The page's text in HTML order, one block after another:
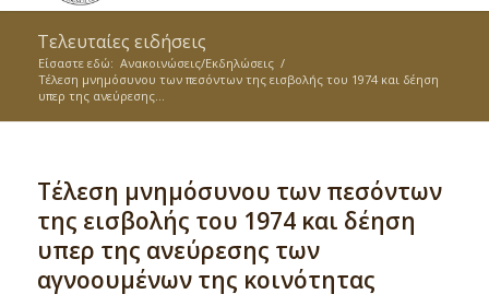
Τελευταίες ειδήσεις
Είσαστε εδώ: Ανακοινώσεις/Εκδηλώσεις /
Τέλεση μνημόσυνου των πεσόντων της εισβολής του 1974 και δέηση
υπερ της ανεύρεσης...
Τέλεση μνημόσυνου των πεσόντων
της εισβολής του 1974 και δέηση
υπερ της ανεύρεσης των
αγνοουμένων της κοινότητας